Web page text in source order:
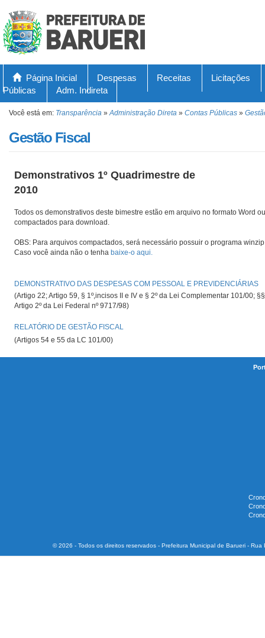
Página Inicial Despesas Receitas
Licitações
Públicas
Adm. Indireta
Você está em: Transparência »Administração Direta » Contas Públicas »
Gestão Fiscal
Demonstrativos 1º Quadrimestre de
2010
Todos os demonstrativos deste bimestre estão em arquivo no formato Word
compactados para download.
OBS: Para arquivos compactados, será necessário possuir o programa
Caso você ainda não o tenha baixe-o aqui.
DEMONSTRATIVO DAS DESPESAS COM PESSOAL E PREVIDENCIÁRIAS
(Artigo 22; Artigo 59, § 1º,incisos II e IV e § 2º da Lei Complementar 101/00; §§
Artigo 2º da Lei Federal nº 9717/98)
RELATÓRIO DE GESTÃO FISCAL
(Artigos 54 e 55 da LC 101/00)
© 2026 - Todos os direitos reservados - Prefeitura Municipal de Barueri -